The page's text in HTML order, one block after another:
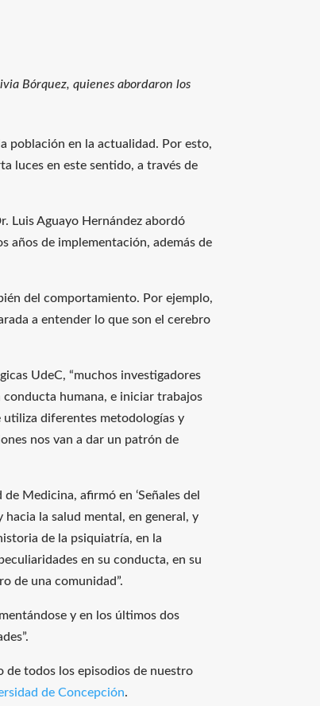
Bórquez, quienes abordaron los
población en la actualidad. Por esto,
luces en este sentido, a través de
Luis Aguayo Hernández abordó
años de implementación, además de
del comportamiento. Por ejemplo,
a entender lo que son el cerebro
UdeC, “muchos investigadores
humana, e iniciar trabajos
diferentes metodologías y
nos van a dar un patrón de
Medicina, afirmó en ‘Señales del
la salud mental, en general, y
de la psiquiatría, en la
en su conducta, en su
de una comunidad”.
y en los últimos dos
de todos los episodios de nuestro
de Concepción.